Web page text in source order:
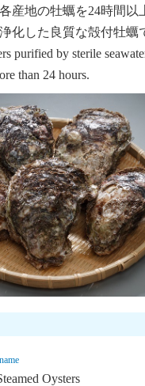
産地の牡蠣を24時間以
化した良質な殻付牡蠣
purified by sterile
than 24 hours.
Oysters